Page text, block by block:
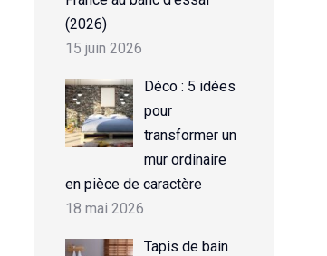
(2026)
15 juin 2026
Déco : 5 idées
pour
transformer un
mur ordinaire
en pièce de caractère
18 mai 2026
Tapis de bain